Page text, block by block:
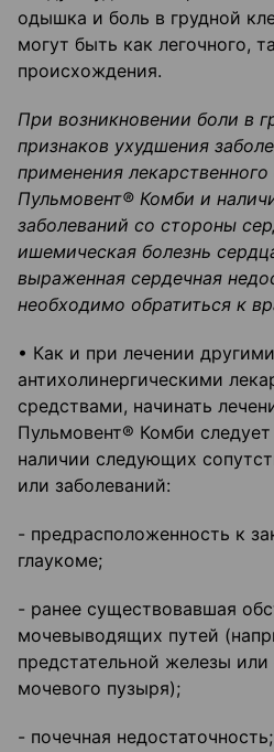
одышка и боль в грудной
могут быть как легочного,
происхождения.
При возникновении боли в
признаков ухудшения
применения лекарственного
Пульмовент® Комби и
заболеваний со стороны
ишемическая болезнь
выраженная сердечная
необходимо обратиться к
• Как и при лечении другими
антихолинергическими
средствами, начинать
Пульмовент® Комби
наличии следующих
или заболеваний:
- предрасположенность к
глаукоме;
- ранее существовавшая
мочевыводящих путей
предстательной железы
мочевого пузыря);
- почечная недостаточность;